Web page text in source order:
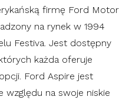
firmę Ford Motor
na rynek w 1994
Festiva. Jest dostępny
każda oferuje
Ford Aspire jest
na swoje niskie